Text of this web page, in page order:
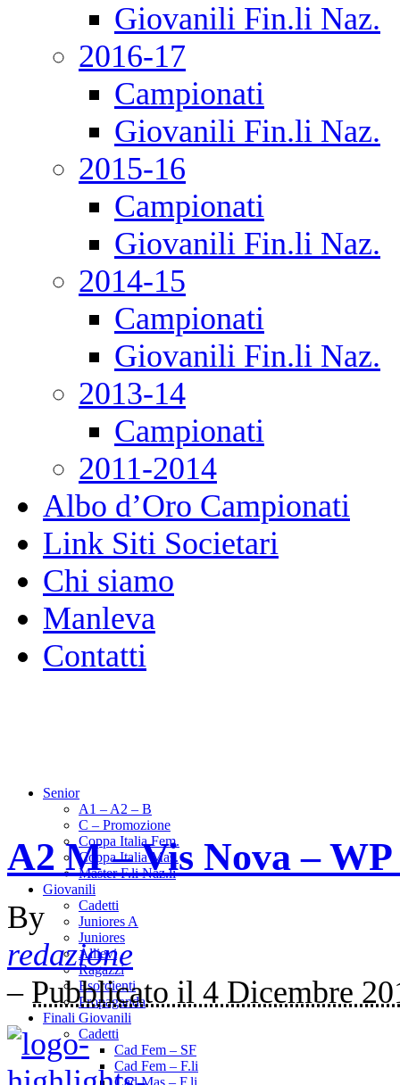
Giovanili Fin.li Naz.
2016-17
Campionati
Giovanili Fin.li Naz.
2015-16
Campionati
Giovanili Fin.li Naz.
2014-15
Campionati
Giovanili Fin.li Naz.
2013-14
Campionati
2011-2014
Albo d’Oro Campionati
Link Siti Societari
Chi siamo
Manleva
Contatti
Senior
A1 – A2 – B
C – Promozione
Coppa Italia Fem.
Coppa Italia Mas.
Master F.li Naz.li
Giovanili
Cadetti
Juniores A
Juniores
Allievi
Ragazzi
Esordienti
Propaganda
Finali Giovanili
Cadetti
Cad Fem – SF
Cad Fem – F.li
Cad Mas – F.li
A2 M – Vis Nova –
By
redazione
– Pubblicato il 4 Dicembre